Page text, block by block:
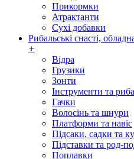
Прикормки
Атрактанти
Сухі добавки
Рибальські снасті,
+
Відра
Грузики
Зонти
Інструменти та
Гачки
Волосінь та шнури
Платформи та навіс
Підсаки, садки та
Підставки та род-
Поплавки